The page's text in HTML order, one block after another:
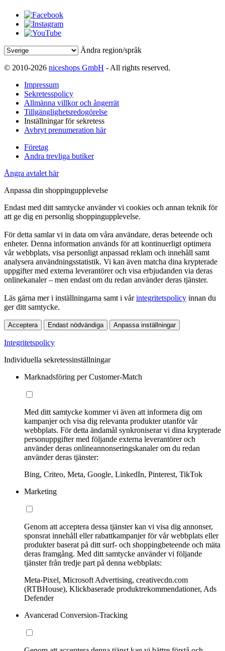
Ändra region/språk
© 2010-2026 niceshops GmbH - All rights reserved.
Impressum
Sekretesspolicy
Allmänna villkor och ångerrät
Tillgänglighetsredogörelse
Inställningar för sekretess
Avbryt prenumeration här
Företag
Andra trevliga butiker
Ångra avtalet här
Anpassa din shoppingupplevelse
Endast med ditt samtycke använder vi cookies och annan teknik för
att ge dig en personlig shoppingupplevelse.
För detta samlar vi in data om våra användare, deras beteende och
enheter. Denna information används för att kontinuerligt optimera
vår webbplats, visa personligt anpassad reklam och innehåll samt
analysera användningsstatistik. Vi kan även matcha dina krypterade
uppgifter med externa leverantörer och visa erbjudanden via deras
onlinekanaler – men endast om du redan använder deras tjänster.
Läs gärna mer i inställningarna samt i vårintegritetspolicy innan du
ger ditt samtycke.
Acceptera Endast nödvändiga Anpassa inställningar
Integritetspolicy
Individuella sekretessinställningar
Marknadsföring per Customer-Match
Med ditt samtycke kommer vi även att informera dig om
kampanjer och visa dig relevanta produkter utanför vår
webbplats. För detta ändamål synkroniserar vi dina krypterade
personuppgifter med följande externa leverantörer och
använder deras onlineannonseringskanaler om du redan
använder deras tjänster:
Bing, Criteo, Meta, Google, LinkedIn, Pinterest, TikTok
Marketing
Genom att acceptera dessa tjänster kan vi visa dig annonser,
sponsrat innehåll eller rabattkampanjer för vår webbplats eller
produkter baserat på ditt surf- och shoppingbeteende och mäta
deras framgång. Med ditt samtycke använder vi följande
tjänster från tredje part på denna webbplats:
Meta-Pixel, Microsoft Advertising, creativecdn.com
(RTBHouse), Klickbaserade produktrekommendationer, Ads
Defender
Avancerad Conversion-Tracking